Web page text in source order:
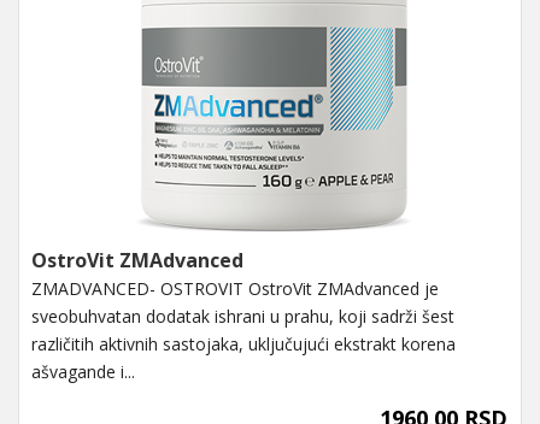
OstroVit ZMAdvanced
ZMADVANCED- OSTROVIT OstroVit ZMAdvanced je
sveobuhvatan dodatak ishrani u prahu, koji sadrži šest
različitih aktivnih sastojaka, uključujući ekstrakt korena
ašvagande i...
1960,00 RSD